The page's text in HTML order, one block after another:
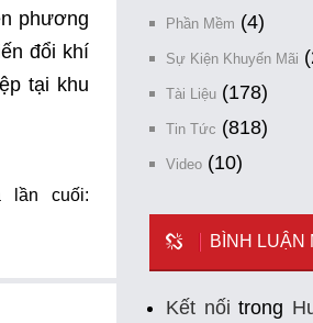
phương
đổi khí
tại khu
lần cuối:
Phần Mềm (4)
Sự Kiện Khuyến Mãi
Tài Liệu (178)
Tin Tức (818)
Video (10)
BÌNH LUẬN
Kết nối trong